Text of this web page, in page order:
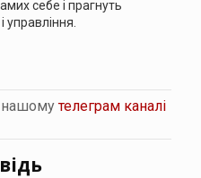
себе і прагнуть
управління.
нашомутелеграм каналі